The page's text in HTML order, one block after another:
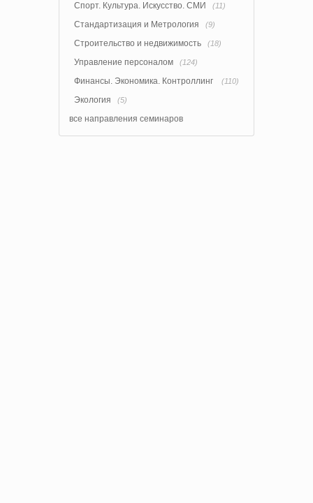
Спорт. Культура. Искусство. СМИ (11)
Стандартизация и Метрология (9)
Строительство и недвижимость (18)
Управление персоналом (124)
Финансы. Экономика. Контроллинг (110)
Экология (5)
все направления семинаров